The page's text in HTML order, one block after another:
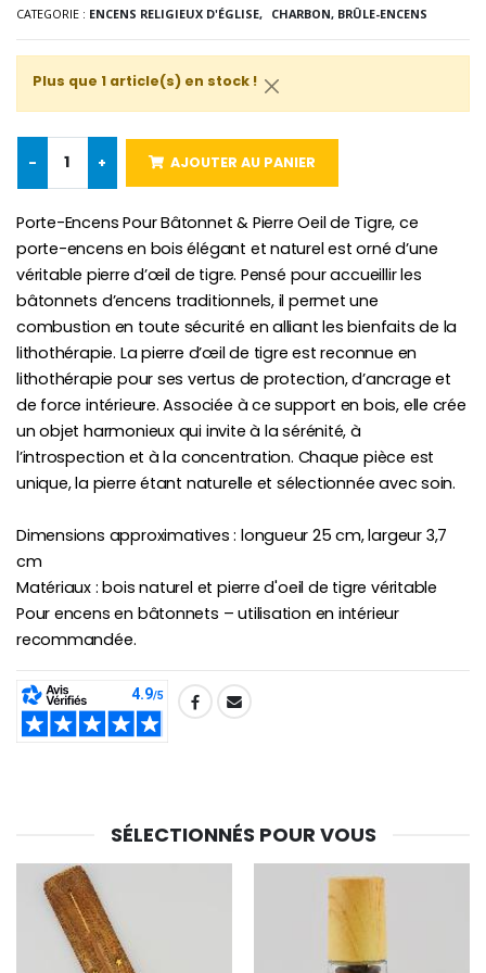
-10%
€5.50 €4.95
€78.00 €58.50
Huile d'Onction
€9.90
Bougie Neuvaine pour une Guérison - 17.5cm
€4.90
€5.00
€23.00
CATEGORIE : ENCENS RELIGIEUX D'ÉGLISE, CHARBON, BRÛLE-ENCENS
Plus que 1 article(s) en stock !
- + AJOUTER AU PANIER
Porte-Encens Pour Bâtonnet & Pierre Oeil de Tigre, ce
porte-encens en bois élégant et naturel est orné d’une
véritable pierre d’œil de tigre. Pensé pour accueillir les
bâtonnets d’encens traditionnels, il permet une
combustion en toute sécurité en alliant les bienfaits de la
lithothérapie. La pierre d’œil de tigre est reconnue en
lithothérapie pour ses vertus de protection, d’ancrage et
de force intérieure. Associée à ce support en bois, elle crée
un objet harmonieux qui invite à la sérénité, à
l’introspection et à la concentration. Chaque pièce est
unique, la pierre étant naturelle et sélectionnée avec soin.
Dimensions approximatives : longueur 25 cm, largeur 3,7
cm
Matériaux : bois naturel et pierre d'oeil de tigre véritable
Pour encens en bâtonnets – utilisation en intérieur
recommandée.
SHARE:
SÉLECTIONNÉS POUR VOUS